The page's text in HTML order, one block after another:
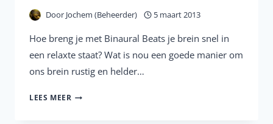
Door Jochem (Beheerder) 5 maart 2013
Hoe breng je met Binaural Beats je brein snel in
een relaxte staat? Wat is nou een goede manier om
ons brein rustig en helder…
LEES MEER BINAURAL